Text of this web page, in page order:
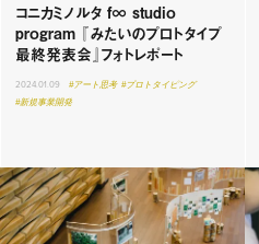
コニカミノルタ f∞ studio
program 『みたいのプロトタイプ
最終発表会』フォトレポート
2024.01.09 #アート思考 #プロトタイピング
#新規事業開発